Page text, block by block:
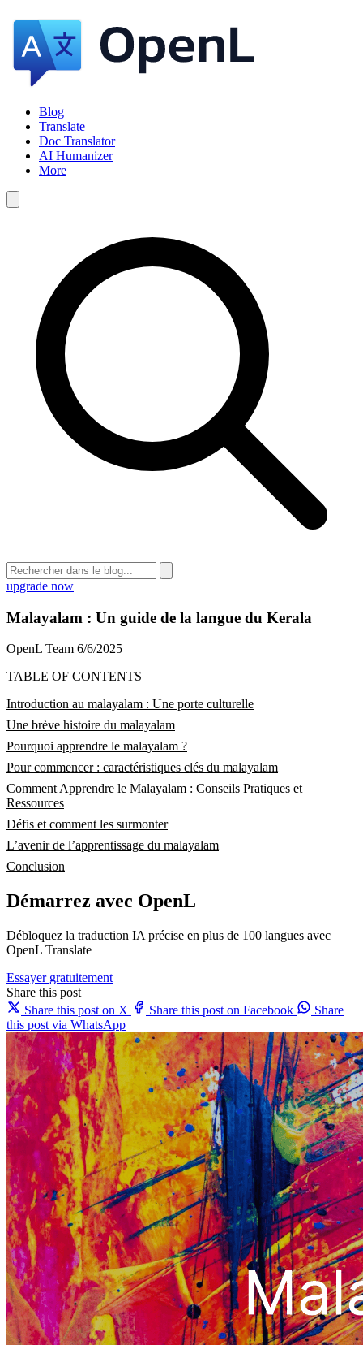
Blog
Translate
Doc Translator
AI Humanizer
More
upgrade now
Malayalam : Un guide de la langue du Kerala
OpenL Team 6/6/2025
TABLE OF CONTENTS
Introduction au malayalam : Une porte culturelle
Une brève histoire du malayalam
Pourquoi apprendre le malayalam ?
Pour commencer : caractéristiques clés du malayalam
Comment Apprendre le Malayalam : Conseils Pratiques et
Ressources
Défis et comment les surmonter
L’avenir de l’apprentissage du malayalam
Conclusion
Démarrez avec OpenL
Débloquez la traduction IA précise en plus de 100 langues avec
OpenL Translate
Essayer gratuitement
Share this post
Share this post on X
Share this post on Facebook
Share
this post via WhatsApp